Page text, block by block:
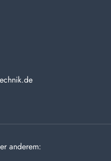
anderem: